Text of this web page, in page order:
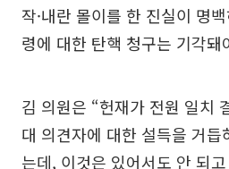
작·내란 몰이를 한 진실이 명
령에 대한 탄핵 청구는 기각돼
김 의원은 “헌재가 전원 일치
대 의견자에 대한 설득을 거듭
는데, 이것은 있어서도 안 되